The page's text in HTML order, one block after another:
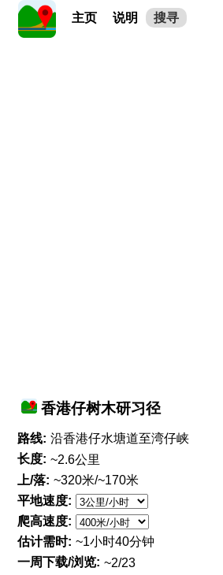
主页 说明 搜寻
香港仔树木研习径
路线: 沿香港仔水塘道至湾仔峡
长度: ~2.6公里
上/落: ~320米/~170米
平地速度:
爬高速度:
估计需时: ~1小时40分钟
一周下载/浏览: ~2/23